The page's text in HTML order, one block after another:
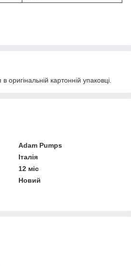
оригінальній картонній упаковці.
Adam Pumps
Італія
12 міс
Новий